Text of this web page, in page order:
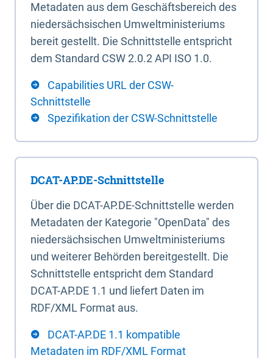
Metadaten aus dem Geschäftsbereich des
niedersächsischen Umweltministeriums
bereit gestellt. Die Schnittstelle entspricht
dem Standard CSW 2.0.2 API ISO 1.0.
Capabilities URL der CSW-
Schnittstelle
Spezifikation der CSW-Schnittstelle
DCAT-AP.DE-Schnittstelle
Über die DCAT-AP.DE-Schnittstelle werden
Metadaten der Kategorie "OpenData" des
niedersächsischen Umweltministeriums
und weiterer Behörden bereitgestellt. Die
Schnittstelle entspricht dem Standard
DCAT-AP.DE 1.1 und liefert Daten im
RDF/XML Format aus.
DCAT-AP.DE 1.1 kompatible
Metadaten im RDF/XML Format